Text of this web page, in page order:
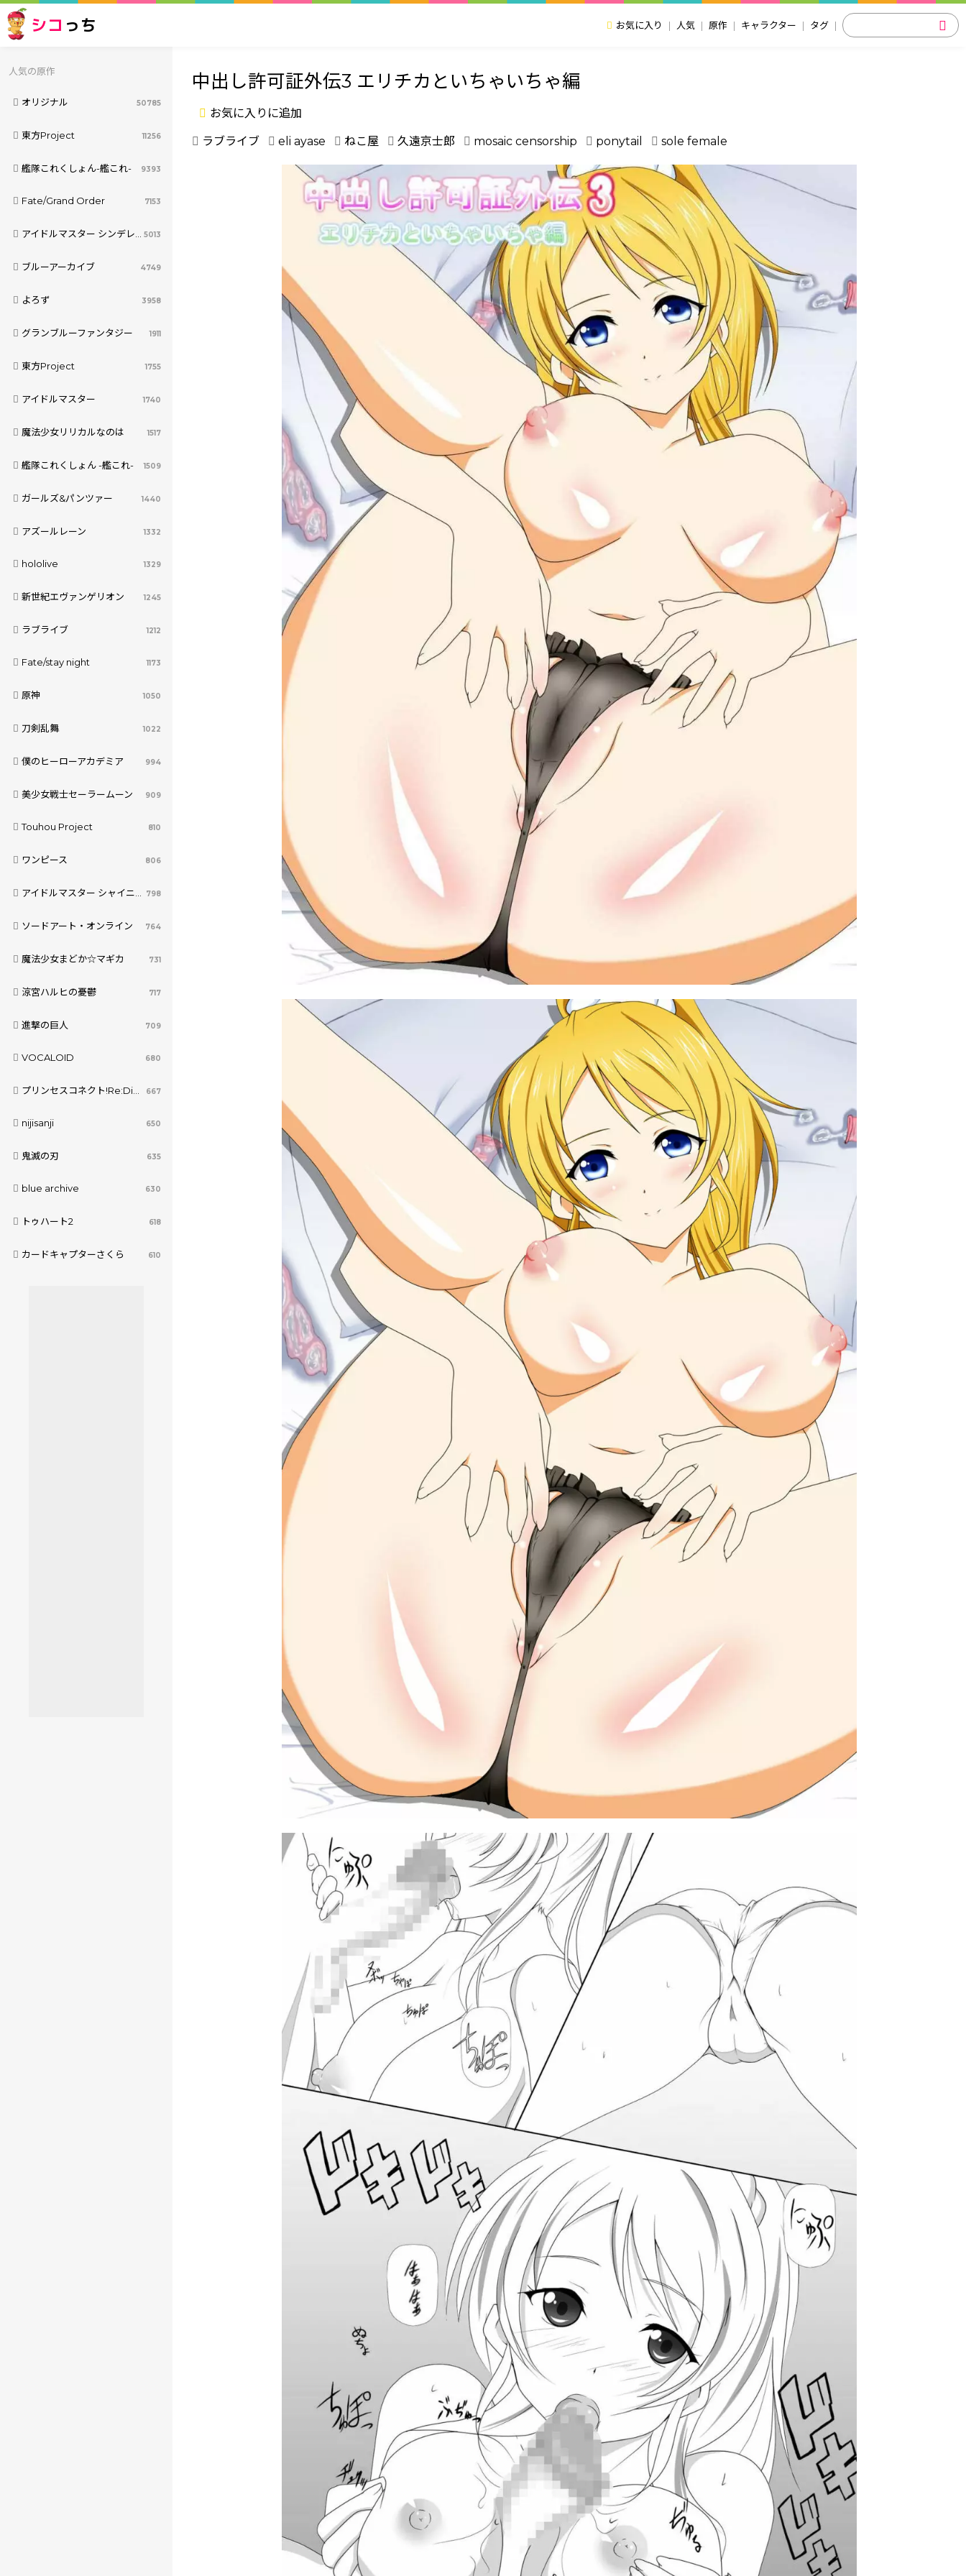
シコ っち お気に入り 人気 原作 キャラクター タグ
人気の原作
オリジナル 50785
東方Project 11256
艦隊これくしょん-艦これ- 9393
Fate/Grand Order 7153
アイドルマスター シンデレラガールズ 5013
ブルーアーカイブ 4749
よろず 3958
グランブルーファンタジー 1911
東方Project 1755
アイドルマスター 1740
魔法少女リリカルなのは 1517
艦隊これくしょん -艦これ- 1509
ガールズ&パンツァー 1440
アズールレーン 1332
hololive 1329
新世紀エヴァンゲリオン 1245
ラブライブ 1212
Fate/stay night 1173
原神 1050
刀剣乱舞 1022
僕のヒーローアカデミア 994
美少女戦士セーラームーン 909
Touhou Project 810
ワンピース 806
アイドルマスター シャイニーカラーズ 798
ソードアート・オンライン 764
魔法少女まどか☆マギカ 731
涼宮ハルヒの憂鬱 717
進撃の巨人 709
VOCALOID 680
プリンセスコネクト!Re:Dive 667
nijisanji 650
鬼滅の刃 635
blue archive 630
トゥハート2 618
カードキャプターさくら 610
中出し許可証外伝3 エリチカといちゃいちゃ編
お気に入りに追加
ラブライブ eli ayase ねこ屋 久遠京士郎 mosaic censorship ponytail sole female